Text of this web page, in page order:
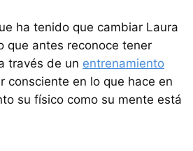
ha tenido que cambiar Laura
que antes reconoce tener
través de un entrenamiento
consciente en lo que hace en
su físico como su mente está